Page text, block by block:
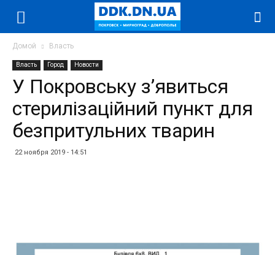
Домой Власть
Власть Город Новости
У Покровську з’явиться
стерилізаційний пункт для
безпритульних тварин
22 ноября 2019 - 14:51